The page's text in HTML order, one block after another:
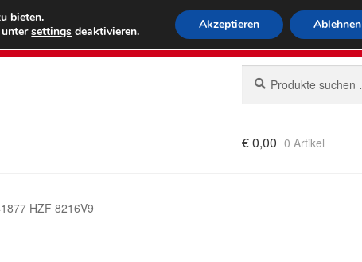
Weltweiter Versand
(800) 500 564Mo-Fr 9-16 Uhr
nach:
€0,00 0 Artikel
HZF 8216V9
bieten.
untersettings deaktivieren. Akzeptieren Ablehnen